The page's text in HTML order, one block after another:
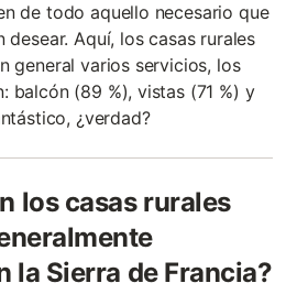
de todo aquello necesario que
desear. Aquí, los casas rurales
general varios servicios, los
balcón (89 %), vistas (71 %) y
¿verdad?
los casas rurales
la Sierra de Francia?